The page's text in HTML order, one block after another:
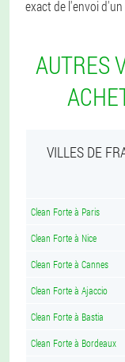
exact de l'envoi
AUTRES
VILLES DE
Clean Forte à Paris
Clean Forte à Nice
Clean Forte à Cannes
Clean Forte à Ajaccio
Clean Forte à Bastia
Clean Forte à Bordeaux